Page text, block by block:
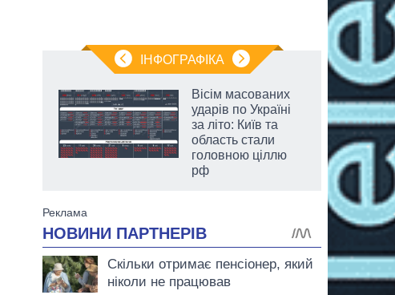
ІНФОГРАФІКА
Вісім масованих
ударів по Україні
за літо: Київ та
область стали
головною ціллю
рф